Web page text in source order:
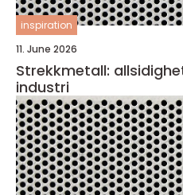
inspiration
11. June 2026
Strekkmetall:
industri